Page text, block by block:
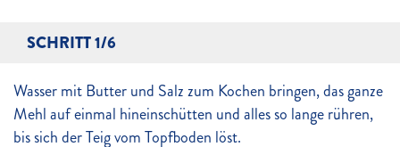
SCHRITT 1/6
Wasser mit Butter und Salz zum Kochen bringen, das ganze
Mehl auf einmal hineinschütten und alles so lange rühren,
bis sich der Teig vom Topfboden löst.